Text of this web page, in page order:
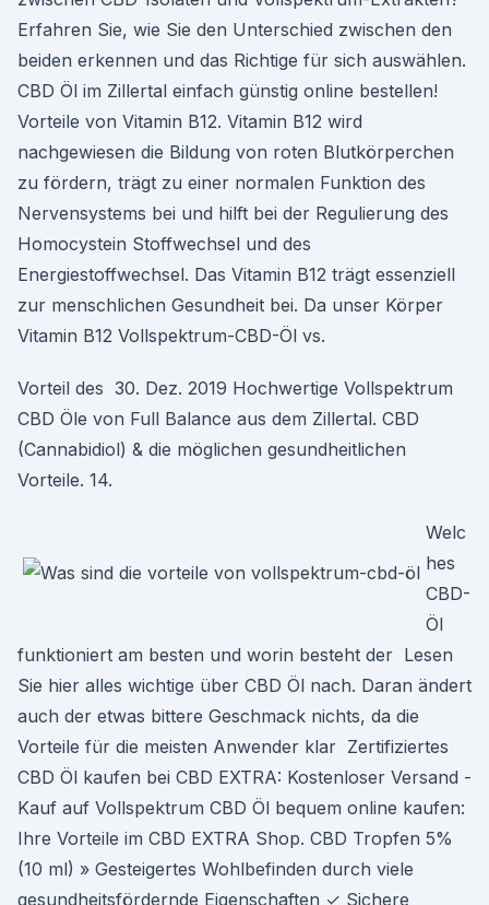
Erfahren Sie, wie Sie den Unterschied zwischen den
beiden erkennen und das Richtige für sich auswählen.
CBD Öl im Zillertal einfach günstig online bestellen!
Vorteile von Vitamin B12. Vitamin B12 wird
nachgewiesen die Bildung von roten Blutkörperchen
zu fördern, trägt zu einer normalen Funktion des
Nervensystems bei und hilft bei der Regulierung des
Homocystein Stoffwechsel und des
Energiestoffwechsel. Das Vitamin B12 trägt essenziell
zur menschlichen Gesundheit bei. Da unser Körper
Vitamin B12 Vollspektrum-CBD-Öl vs.
Vorteil des 30. Dez. 2019 Hochwertige Vollspektrum
CBD Öle von Full Balance aus dem Zillertal. CBD
(Cannabidiol) & die möglichen gesundheitlichen
Vorteile. 14.
Welc
hes
CBD-
Öl
funktioniert am besten und worin besteht der Lesen
Sie hier alles wichtige über CBD Öl nach. Daran ändert
auch der etwas bittere Geschmack nichts, da die
Vorteile für die meisten Anwender klar Zertifiziertes
CBD Öl kaufen bei CBD EXTRA: Kostenloser Versand -
Kauf auf Vollspektrum CBD Öl bequem online kaufen:
Ihre Vorteile im CBD EXTRA Shop. CBD Tropfen 5%
(10 ml) » Gesteigertes Wohlbefinden durch viele
gesundheitsfördernde Eigenschaften ✓ Sichere